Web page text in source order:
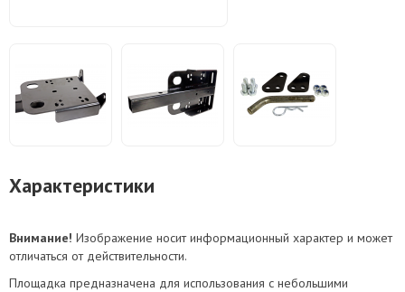
Характеристики
Внимание! Изображение носит информационный характер и может
отличаться от действительности.
Площадка предназначена для использования с небольшими